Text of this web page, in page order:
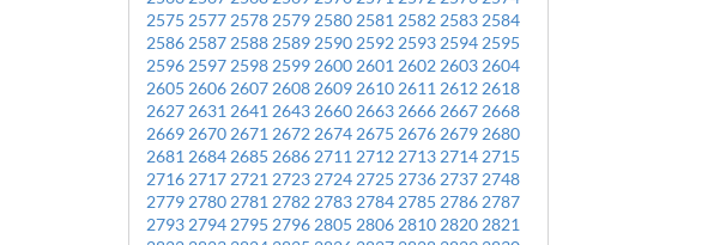
257525772578257925802581258225832584
258625872588258925902592259325942595
259625972598259926002601260226032604
260526062607260826092610261126122618
262726312641264326602663266626672668
266926702671267226742675267626792680
268126842685268627112712271327142715
271627172721272327242725273627372748
277927802781278227832784278527862787
279327942795279628052806281028202821